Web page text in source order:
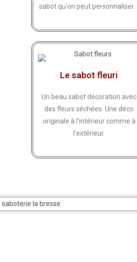
sabot qu'on peut personnaliser.
Le sabot fleuri
Un beau sabot décoration avec
des fleurs séchées. Une déco
originale à l'intérieur comme à
l'extérieur.